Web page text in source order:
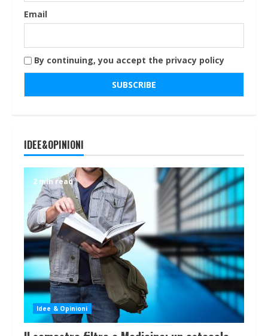
Email
By continuing, you accept the privacy policy
IDEE&OPINIONI
2 min read
Idee & Opinioni